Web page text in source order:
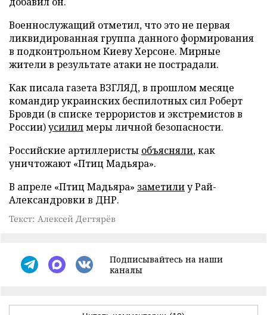
Военнослужащий отметил, что это не первая
ликвидированная группа данного формирования
в подконтрольном Киеву Херсоне. Мирные
жители в результате атаки не пострадали.
Как писала газета ВЗГЛЯД, в прошлом месяце
командир украинских беспилотных сил Роберт
Бровди (в списке террористов и экстремистов в
России)усилилмеры личной безопасности.
Российские артиллеристы объясняли, как
уничтожают «Птиц Мадьяра».
В апреле «Птиц Мадьяра» заметилиу Рай-
Александровки в ДНР.
Текст: Алексей Дегтярёв
Подписывайтесь на наши
каналы